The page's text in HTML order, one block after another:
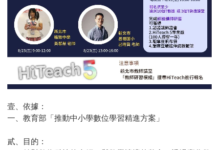
壹、依據：
一、教育部「推動中小學數位學習精進方案」
貳、目的：